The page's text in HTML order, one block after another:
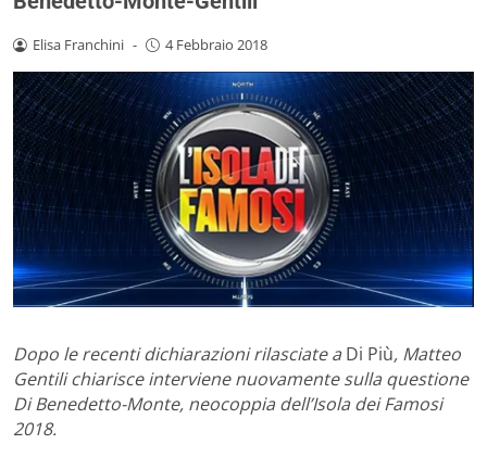
Elisa Franchini - 4 Febbraio 2018
Dopo le recenti dichiarazioni rilasciate a Di Più, Matteo
Gentili chiarisce interviene nuovamente sulla questione
Di Benedetto-Monte, neocoppia dell’Isola dei Famosi
2018.